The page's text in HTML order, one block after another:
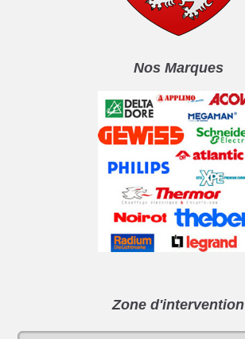
Nos Marques
Zone d'intervention